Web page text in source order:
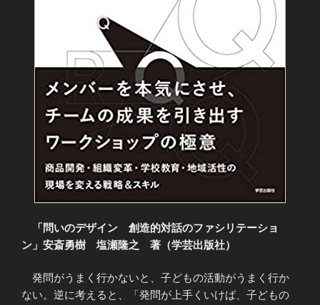
「問いのデザイン 創造的対話のファシリテーショ
ン」安斎勇樹 塩瀬隆之 著（学芸出版社）
発問がうまく行かないと、子どもの活動がうまく行か
ない。逆に考えると、「発問が上手くいけば、子どもの